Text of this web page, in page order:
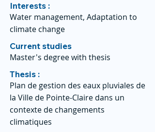
Interests :
Water management, Adaptation to
climate change
Current studies
Master's degree with thesis
Thesis :
Plan de gestion des eaux pluviales de
la Ville de Pointe-Claire dans un
contexte de changements
climatiques